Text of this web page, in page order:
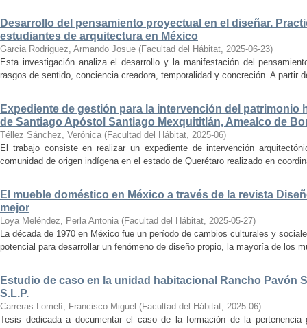
Desarrollo del pensamiento proyectual en el diseñar.
estudiantes de arquitectura en México
Garcia Rodriguez, Armando Josue (Facultad del Hábitat, 2025-06-23)
Esta investigación analiza el desarrollo y la manifestación del
rasgos de sentido, conciencia creadora, temporalidad y concreción. A partir
Expediente de gestión para la intervención del patrimonio
de Santiago Apóstol Santiago Mexquititlán, Amealco de
Téllez Sánchez, Verónica (Facultad del Hábitat, 2025-06)
El trabajo consiste en realizar un expediente de intervención
comunidad de origen indígena en el estado de Querétaro realizado en
El mueble doméstico en México a través de la revista
mejor
Loya Meléndez, Perla Antonia (Facultad del Hábitat, 2025-05-27)
La década de 1970 en México fue un período de cambios culturales y
potencial para desarrollar un fenómeno de diseño propio, la mayoría de los
Estudio de caso en la unidad habitacional Rancho Pavón
S.L.P.
Carreras Lomelí, Francisco Miguel (Facultad del Hábitat, 2025-06)
Tesis dedicada a documentar el caso de la formación de la